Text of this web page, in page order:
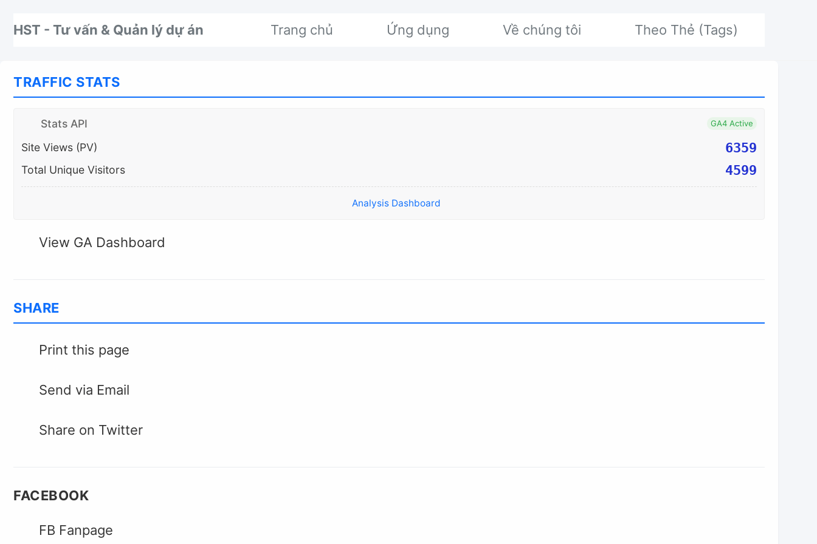
HST - Tư vấn & Quản lý dự án
Trang chủ Ứng dụng Về chúng tôi Theo Thẻ (Tags)
TRAFFIC STATS
Stats API GA4 Active
Site Views (PV) 6359
Total Unique Visitors 4599
Analysis Dashboard
View GA Dashboard
SHARE
Print this page
Send via Email
Share on Twitter
FACEBOOK
FB Fanpage